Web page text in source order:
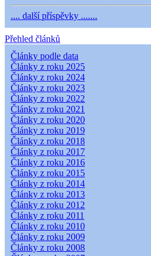
.... další příspěvky .......
Přehled článků
Články podle data
Články z roku 2025
Články z roku 2024
Články z roku 2023
Články z roku 2022
Články z roku 2021
Články z roku 2020
Články z roku 2019
Články z roku 2018
Články z roku 2017
Články z roku 2016
Články z roku 2015
Články z roku 2014
Články z roku 2013
Články z roku 2012
Články z roku 2011
Články z roku 2010
Články z roku 2009
Články z roku 2008